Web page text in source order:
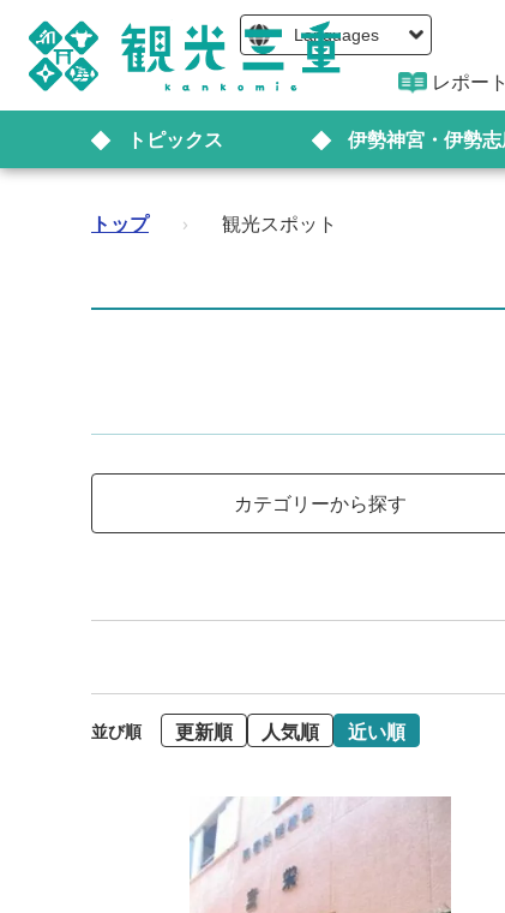
Languages
レポー
トピックス 伊勢神宮・伊勢志
トップ › 観光スポット
カテゴリーから探す
並び順 更新順 人気順 近い順